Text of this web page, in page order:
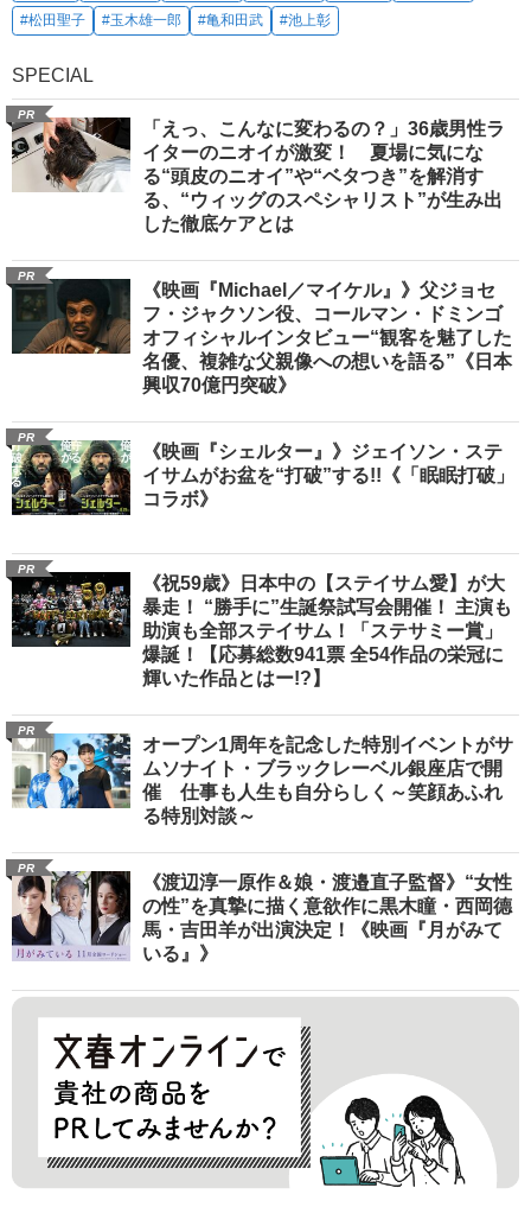
#松田聖子 #玉木雄一郎 #亀和田武 #池上彰
SPECIAL
PR
「えっ、こんなに変わるの？」36歳男性ラ
イターのニオイが激変！ 夏場に気にな
る“頭皮のニオイ”や“ベタつき”を解消す
る、“ウィッグのスペシャリスト”が生み出
した徹底ケアとは
PR
《映画『Michael／マイケル』》父ジョセ
フ・ジャクソン役、コールマン・ドミンゴ
オフィシャルインタビュー“観客を魅了した
名優、複雑な父親像への想いを語る”《日本
興収70億円突破》
PR
《映画『シェルター』》ジェイソン・ステ
イサムがお盆を“打破”する!!《「眠眠打破」
コラボ》
PR
《祝59歳》日本中の【ステイサム愛】が大
暴走！ “勝手に”生誕祭試写会開催！ 主演も
助演も全部ステイサム！「ステサミー賞」
爆誕！【応募総数941票 全54作品の栄冠に
輝いた作品とはー!?】
PR
オープン1周年を記念した特別イベントがサ
ムソナイト・ブラックレーベル銀座店で開
催 仕事も人生も自分らしく～笑顔あふれ
る特別対談～
PR
《渡辺淳一原作＆娘・渡邉直子監督》“女性
の性”を真摯に描く意欲作に黒木瞳・西岡德
馬・吉田羊が出演決定！《映画『月がみて
いる』》